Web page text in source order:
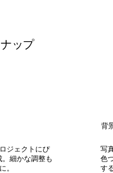
ップ
ジェクトにぴ
細かな調整も
。
背
写
色
す